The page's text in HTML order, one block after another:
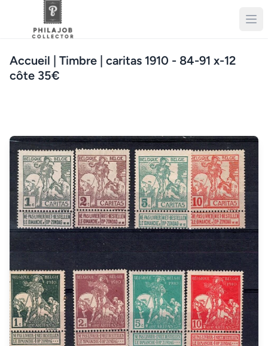
Accueil | Timbre | caritas 1910 - 84-91 x-12
côte 35€